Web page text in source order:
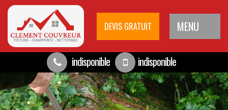
DEVIS GRATUIT MENU
indisponible indisponible